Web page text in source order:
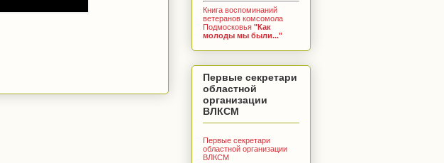
Книга воспоминаний
ветеранов комсомола
Подмосковья "Как
молоды мы были..."
Первые секретари
областной
организации
ВЛКСМ
Первые секретари
областной организации
ВЛКСМ